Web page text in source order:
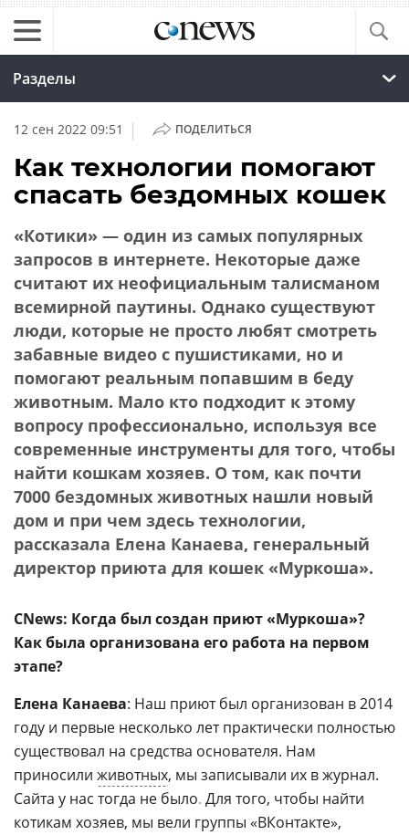
Разделы
12 сен 2022 09:51 | ПОДЕЛИТЬСЯ
Как технологии помогают
спасать бездомных кошек
«Котики» — один из самых популярных
запросов в интернете. Некоторые даже
считают их неофициальным талисманом
всемирной паутины. Однако существуют
люди, которые не просто любят смотреть
забавные видео с пушистиками, но и
помогают реальным попавшим в беду
животным. Мало кто подходит к этому
вопросу профессионально, используя все
современные инструменты для того, чтобы
найти кошкам хозяев. О том, как почти
7000 бездомных животных нашли новый
дом и при чем здесь технологии,
рассказала Елена Канаева, генеральный
директор приюта для кошек «Муркоша».
CNews: Когда был создан приют «Муркоша»?
Как была организована его работа на первом
этапе?
Елена Канаева: Наш приют был организован в 2014
году и первые несколько лет практически полностью
существовал на средства основателя. Нам
приносили животных, мы записывали их в журнал.
Сайта у нас тогда не было. Для того, чтобы найти
котикам хозяев, мы вели группы «ВКонтакте»,